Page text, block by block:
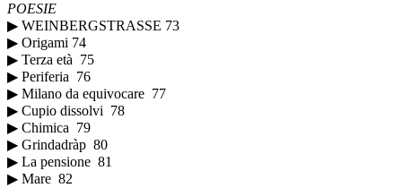
POESIE
▶ WEINBERGSTRASSE 73
▶ Origami 74
▶ Terza età 75
▶ Periferia 76
▶ Milano da equivocare 77
▶ Cupio dissolvi 78
▶ Chimica 79
▶ Grindadràp 80
▶ La pensione 81
▶ Mare 82